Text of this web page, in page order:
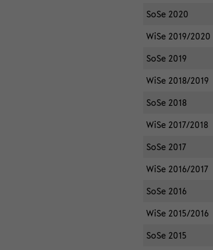
SoSe 2020
WiSe 2019/2020
SoSe 2019
WiSe 2018/2019
SoSe 2018
WiSe 2017/2018
SoSe 2017
WiSe 2016/2017
SoSe 2016
WiSe 2015/2016
SoSe 2015